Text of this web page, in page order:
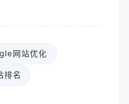
网站优化
排名